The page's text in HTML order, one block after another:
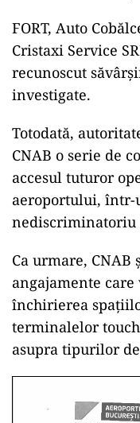
FORT, Auto
Cristaxi Service
recunoscut
investigate.
Totodată,
CNAB o serie de
accesul tuturor
aeroportului, într-
Ca urmare, CNAB
angajamente
închirierea
terminalelor
asupra tipurilor